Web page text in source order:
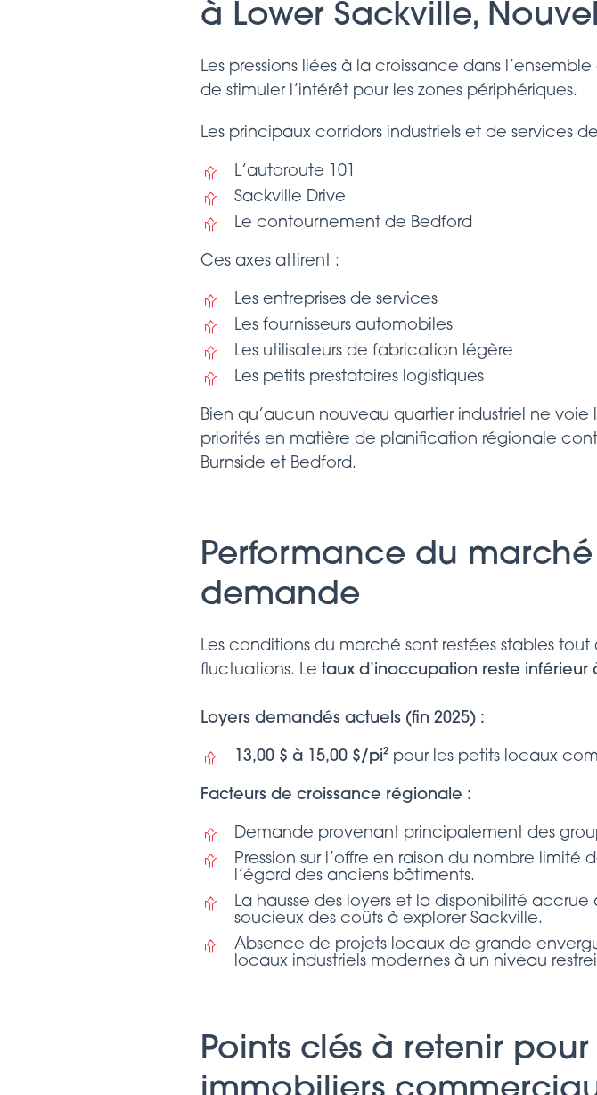
à Lower Sackville,
Les pressions liées à la croissance dans
de stimuler l’intérêt pour les zones périphériques.
Les principaux corridors industriels et de services
L’autoroute 101
Sackville Drive
Le contournement de Bedford
Ces axes attirent :
Les entreprises de services
Les fournisseurs automobiles
Les utilisateurs de fabrication légère
Les petits prestataires logistiques
Bien qu’aucun nouveau quartier industriel ne
priorités en matière de planification régionale
Burnside et Bedford.
Performance du marché
demande
Les conditions du marché sont restées stables
fluctuations. Le taux d’inoccupation reste inférieur
Loyers demandés actuels (fin 2025) :
13,00 $ à 15,00 $/pi²pour les petits locaux
Facteurs de croissance régionale :
Demande provenant principalement des
Pression sur l’offre en raison du nombre
l’égard des anciens bâtiments.
La hausse des loyers et la disponibilité accrue
soucieux des coûts à explorer Sackville.
Absence de projets locaux de grande
locaux industriels modernes à un niveau
Points clés à retenir